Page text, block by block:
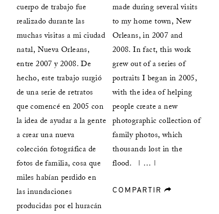
cuerpo de trabajo fue
realizado durante las
muchas visitas a mi ciudad
natal, Nueva Orleans,
entre 2007 y 2008. De
hecho, este trabajo surgió
de una serie de retratos
que comencé en 2005 con
la idea de ayudar a la gente
a crear una nueva
colección fotográfica de
fotos de familia, cosa que
miles habían perdido en
las inundaciones
producidas por el huracán
made during several visits
to my home town, New
Orleans, in 2007 and
2008. In fact, this work
grew out of a series of
portraits I began in 2005,
with the idea of helping
people create a new
photographic collection of
family photos, which
thousands lost in the
flood. | … |
COMPARTIR forward